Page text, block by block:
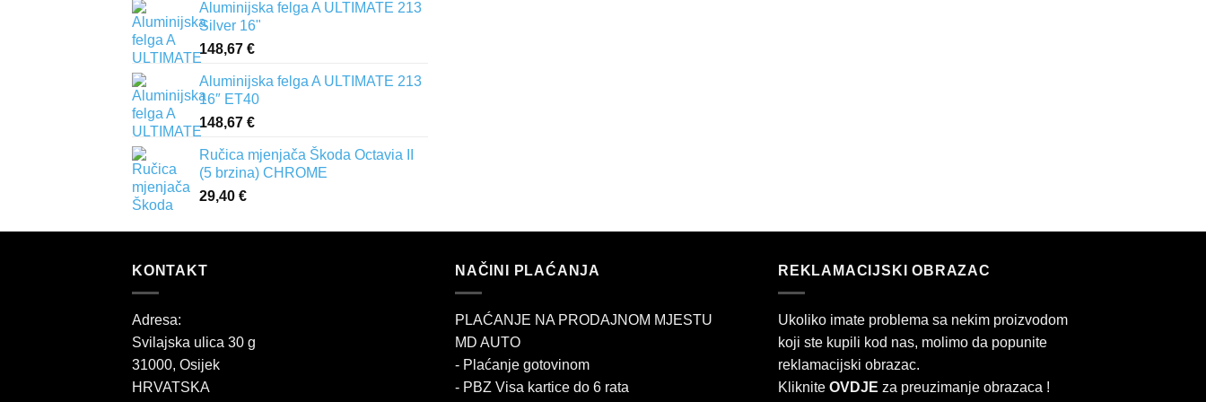
Aluminijska felga A ULTIMATE 213
Silver 16"
148,67 €
Aluminijska felga A ULTIMATE 213
16″ ET40
148,67 €
Ručica mjenjača Škoda Octavia II
(5 brzina) CHROME
29,40 €
KONTAKT
Adresa:
Svilajska ulica 30 g
31000, Osijek
HRVATSKA
NAČINI PLAĆANJA
PLAĆANJE NA PRODAJNOM MJESTU
MD AUTO
- Plaćanje gotovinom
- PBZ Visa kartice do 6 rata
REKLAMACIJSKI OBRAZAC
Ukoliko imate problema sa nekim proizvodom
koji ste kupili kod nas, molimo da popunite
reklamacijski obrazac.
Kliknite OVDJE za preuzimanje obrazaca !